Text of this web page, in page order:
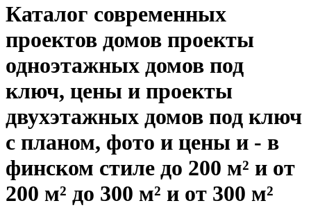
Каталог современных
проектов домов проекты
одноэтажных домов под
ключ, цены и проекты
двухэтажных домов под ключ
с планом, фото и цены и - в
финском стиле до 200 м² и от
200 м² до 300 м² и от 300 м²